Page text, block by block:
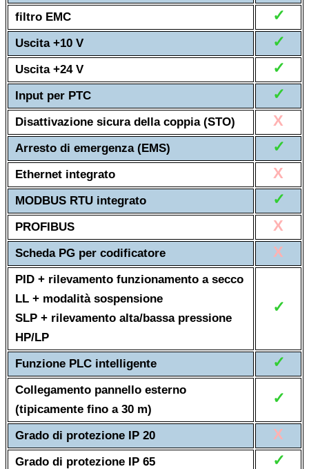
filtro EMC ✓
Uscita +10 V ✓
Uscita +24 V ✓
Input per PTC ✓
Disattivazione sicura della coppia (STO) X
Arresto di emergenza (EMS) ✓
Ethernet integrato X
MODBUS RTU integrato ✓
PROFIBUS X
Scheda PG per codificatore X
PID + rilevamento funzionamento a secco
LL + modalità sospensione
SLP + rilevamento alta/bassa pressione
HP/LP
✓
Funzione PLC intelligente ✓
Collegamento pannello esterno
(tipicamente fino a 30 m)
✓
Grado di protezione IP 20 X
Grado di protezione IP 65 ✓